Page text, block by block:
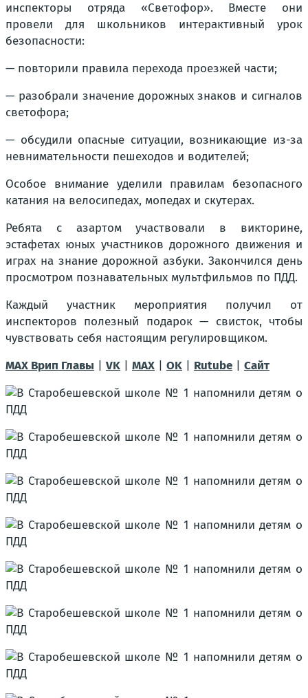
инспекторы отряда «Светофор». Вместе они
провели для школьников интерактивный урок
безопасности:
— повторили правила перехода проезжей части;
— разобрали значение дорожных знаков и сигналов
светофора;
— обсудили опасные ситуации, возникающие из-за
невнимательности пешеходов и водителей;
Особое внимание уделили правилам безопасного
катания на велосипедах, мопедах и скутерах.
Ребята с азартом участвовали в викторине,
эстафетах юных участников дорожного движения и
играх на знание дорожной азбуки. Закончился день
просмотром познавательных мультфильмов по ПДД.
Каждый участник мероприятия получил от
инспекторов полезный подарок — свисток, чтобы
чувствовать себя настоящим регулировщиком.
MAX Врип Главы
VK МАХ OK Rutube Сайт